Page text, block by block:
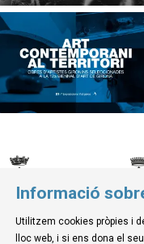
© Museu de la
C. d'Ullà, 27-31 | 17257
Informació
Utilitzem cookies pròpies i
lloc web, i si ens dona el